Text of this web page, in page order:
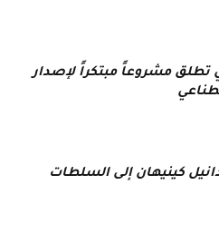
مشروعاً مبتكراً لإصدار
كينيهان إلى السلطات